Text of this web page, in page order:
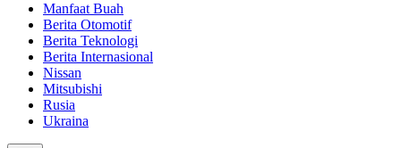
Manfaat Buah
Berita Otomotif
Berita Teknologi
Berita Internasional
Nissan
Mitsubishi
Rusia
Ukraina